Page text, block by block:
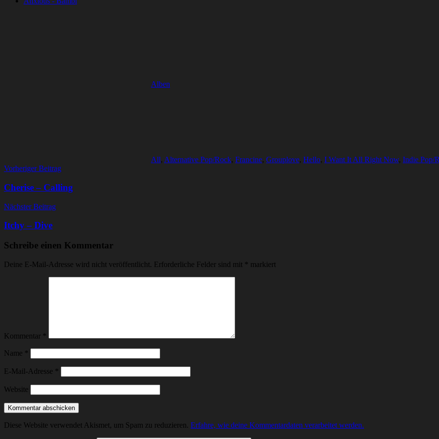
Alben
All, Alternative Pop/Rock, Francine, Grouplove, Hello, I Want It All Right Now, Indie Pop/
Beitragsnavigation
Vorheriger Beitrag
Cherise – Calling
Nächster Beitrag
Itchy – Dive
Schreibe einen Kommentar
Deine E-Mail-Adresse wird nicht veröffentlicht. Erforderliche Felder sind mit * markiert
Kommentar *
Name *
E-Mail-Adresse *
Website
Diese Website verwendet Akismet, um Spam zu reduzieren. Erfahre, wie deine Kommentardaten verarbeitet werden.